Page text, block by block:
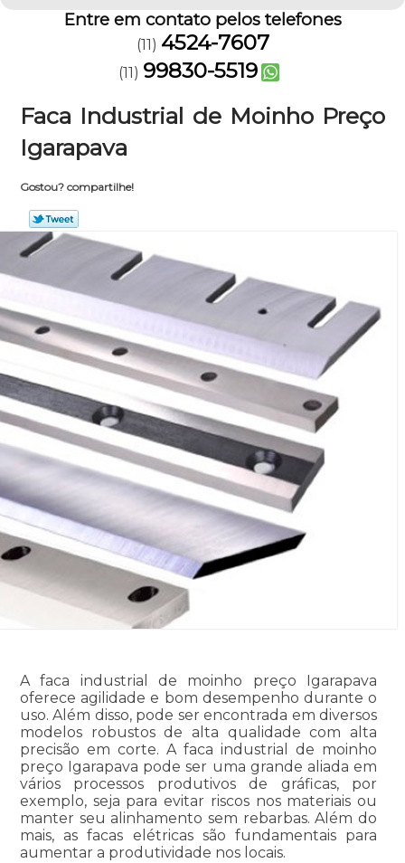
Entre em contato pelos telefones
(11) 4524-7607
(11) 99830-5519
Faca Industrial de Moinho Preço
Igarapava
Gostou? compartilhe!
A faca industrial de moinho preço Igarapava
oferece agilidade e bom desempenho durante o
uso. Além disso, pode ser encontrada em diversos
modelos robustos de alta qualidade com alta
precisão em corte. A faca industrial de moinho
preço Igarapava pode ser uma grande aliada em
vários processos produtivos de gráficas, por
exemplo, seja para evitar riscos nos materiais ou
manter seu alinhamento sem rebarbas. Além do
mais, as facas elétricas são fundamentais para
aumentar a produtividade nos locais.